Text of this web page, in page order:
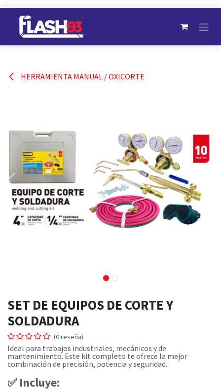
Ir al contenido
HERRAMIENTA MANUAL / OXICORTE
SET DE EQUIPOS DE CORTE Y
SOLDADURA
(0 reseña)
Ideal para trabajos industriales, mecánicos y de
mantenimiento. Este kit completo te ofrece la mejor
combinación de precisión, potencia y seguridad.
✅ Incluye: